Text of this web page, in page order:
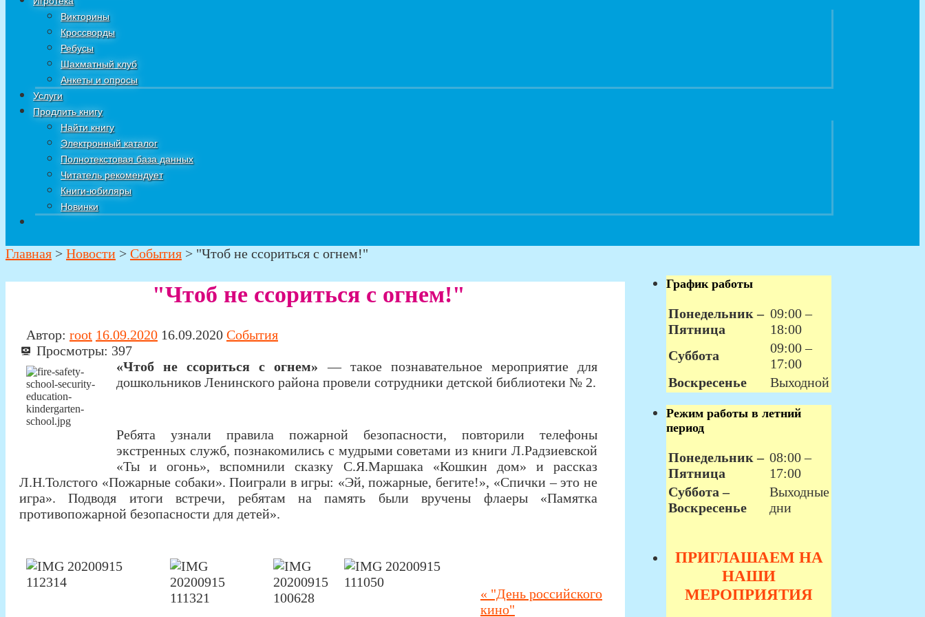
Викторины
Кроссворды
Ребусы
Шахматный клуб
Анкеты и опросы
Услуги
Продлить книгу
Найти книгу
Электронный каталог
Полнотекстовая база данных
Читатель рекомендует
Книги-юбиляры
Новинки
Главная > Новости > События > "Чтоб не ссориться с огнем!"
"Чтоб не ссориться с огнем!"
Автор: root 16.09.2020 16.09.2020 События
Просмотры: 397
«Чтоб не ссориться с огнем» — такое познавательное мероприятие для
дошкольников Ленинского района провели сотрудники детской библиотеки № 2.
Ребята узнали правила пожарной безопасности, повторили телефоны
экстренных служб, познакомились с мудрыми советами из книги Л.Радзиевской
«Ты и огонь», вспомнили сказку С.Я.Маршака «Кошкин дом» и рассказ
Л.Н.Толстого «Пожарные собаки». Поиграли в игры: «Эй, пожарные, бегите!», «Спички – это не
игра». Подводя итоги встречи, ребятам на память были вручены флаеры «Памятка
противопожарной безопасности для детей».
« "День российского
кино"
График работы
Понедельник –
Пятница
09:00 –
18:00
Суббота
09:00 –
17:00
Воскресенье
Выходной
Режим работы в летний
период
Понедельник –
Пятница
08:00 –
17:00
Суббота –
Воскресенье
Выходные
дни
ПРИГЛАШАЕМ НА
НАШИ
МЕРОПРИЯТИЯ